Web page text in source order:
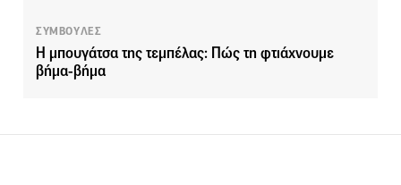
ΣΥΜΒΟΥΛΕΣ
Η μπουγάτσα της τεμπέλας: Πώς τη φτιάχνουμε
βήμα-βήμα